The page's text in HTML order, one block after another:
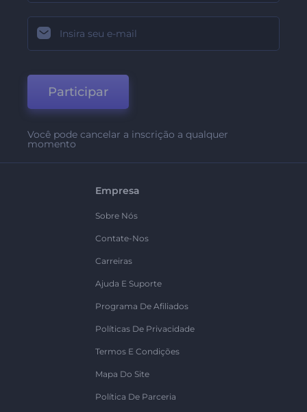
Participar
Você pode cancelar a inscrição a qualquer
momento
Empresa
Sobre Nós
Contate-Nos
Carreiras
Ajuda E Suporte
Programa De Afiliados
Políticas De Privacidade
Termos E Condições
Mapa Do Site
Política De Parceria